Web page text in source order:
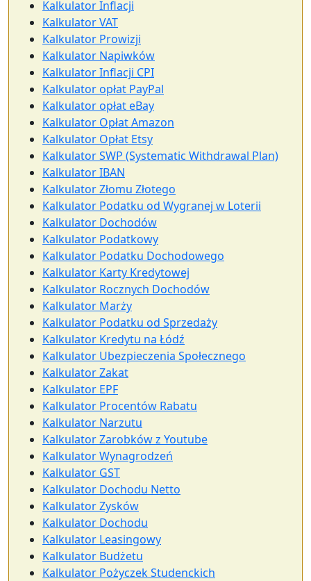
Kalkulator Inflacji
Kalkulator VAT
Kalkulator Prowizji
Kalkulator Napiwków
Kalkulator Inflacji CPI
Kalkulator opłat PayPal
Kalkulator opłat eBay
Kalkulator Opłat Amazon
Kalkulator Opłat Etsy
Kalkulator SWP (Systematic Withdrawal Plan)
Kalkulator IBAN
Kalkulator Złomu Złotego
Kalkulator Podatku od Wygranej w Loterii
Kalkulator Dochodów
Kalkulator Podatkowy
Kalkulator Podatku Dochodowego
Kalkulator Karty Kredytowej
Kalkulator Rocznych Dochodów
Kalkulator Marży
Kalkulator Podatku od Sprzedaży
Kalkulator Kredytu na Łódź
Kalkulator Ubezpieczenia Społecznego
Kalkulator Zakat
Kalkulator EPF
Kalkulator Procentów Rabatu
Kalkulator Narzutu
Kalkulator Zarobków z Youtube
Kalkulator Wynagrodzeń
Kalkulator GST
Kalkulator Dochodu Netto
Kalkulator Zysków
Kalkulator Dochodu
Kalkulator Leasingowy
Kalkulator Budżetu
Kalkulator Pożyczek Studenckich